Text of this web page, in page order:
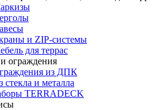
и ZIP-системы
для террас
ограждения
из ДПК
стекла и металла
TERRADECK